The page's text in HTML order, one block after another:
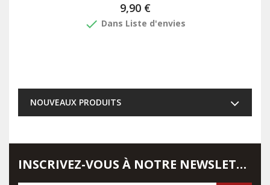
9,90 €
done Dans Liste d'envies
NOUVEAUX PRODUITS
INSCRIVEZ-VOUS À NOTRE NEWSLETTER